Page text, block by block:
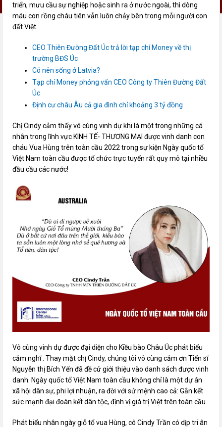
triển, mưu cầu sự nghiệp hoặc sinh ra ở nước ngoài, thì dòng
máu con rồng cháu tiên vẫn luôn chảy bên trong mỗi người con
đất Việt.
CEO Thiên Đường Đất Úc trả lời tạp chí Money về thị
trường BĐS Úc
Có nên sống ở Latvia?
Tạp chí Money phỏng vấn CEO Công ty Thiên Đường Đất
Úc
Định cư châu Âu cả gia đình chỉ khoảng 3 tỷ đồng
Chị Cindy cảm thấy vô cùng vinh dự khi là một trong những cá
nhân trong lĩnh vực KINH TẾ- THƯƠNG MẠI được vinh danh con
cháu Vua Hùng trên toàn cầu 2022 trong sự kiện Ngày quốc tổ
Việt Nam toàn cầu được tổ chức trực tuyến rất quy mô tại nhiều
đầu cầu các nước!
Vô cùng vinh dự được đại diện cho Kiều bào Châu Úc phát biểu
cảm nghĩ . Thay mặt chị Cindy, chúng tôi vô cùng cảm ơn Tiến sĩ
Nguyễn thị Bích Yến đã đề cử giới thiệu vào danh sách được vinh
danh. Ngày quốc tổ Việt Nam toàn cầu không chỉ là một dự án
xã hội dân sự, phi lợi nhuận, ra đời với sứ mệnh cao cả: Gắn kết
sức mạnh đại đoàn kết dân tộc, định vị giá trị Việt trên toàn cầu.
Phát biểu nhân ngày giỗ tổ vua Hùng, cô Cindy Trần có dịp tri ân